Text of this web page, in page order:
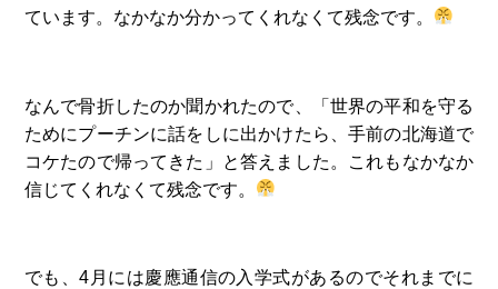
ています。なかなか分かってくれなくて残念です。
なんで骨折したのか聞かれたので、「世界の平和を守る
ためにプーチンに話をしに出かけたら、手前の北海道で
コケたので帰ってきた」と答えました。これもなかなか
信じてくれなくて残念です。
でも、4月には慶應通信の入学式があるのでそれまでに